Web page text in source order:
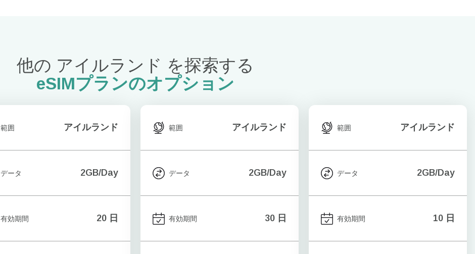
他の アイルランド を探索する
eSIMプランのオプション
範囲 アイルランド
データ 2GB/Day
有効期間 20 日
範囲 アイルランド
データ 2GB/Day
有効期間 30 日
範囲 アイルランド
データ 2GB/Day
有効期間 10 日